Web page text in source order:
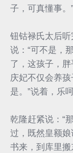
子，可真懂事。”
钮钴禄氏太后
说：“可不是，
了，这孩子，
庆妃不仅会养
是。”说着，乐
乾隆赶紧说：“
过，既然皇额
书来，到库里搬